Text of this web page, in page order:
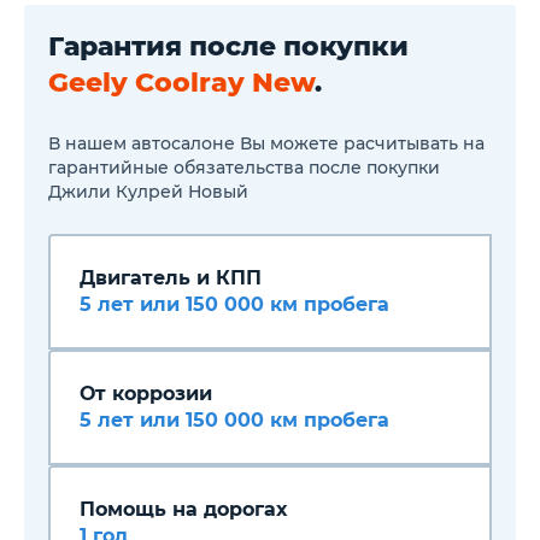
вида с электрорегулировкой
и подогревом
Подогрев передних и задних
сидений
омывателя лобового стекла
и зоны покоя
стеклоочистителей
Обогрев рулевого колеса
механической регулировкой
Сиденье переднего
пассажира с механической
направлениях
передних и задних дверей,
водительское с функцией
защиты от защемления
Дистанционный запуск
Монохромная цифровая
приборная панель
Гарантия после покупки
Geely Coolray New.
В нашем автосалоне Вы можете расчитывать на
гарантийные обязательства после покупки
Джили Кулрей Новый
Двигатель и КПП
5 лет или 150 000 км пробега
От коррозии
5 лет или 150 000 км пробега
Помощь на дорогах
1 год